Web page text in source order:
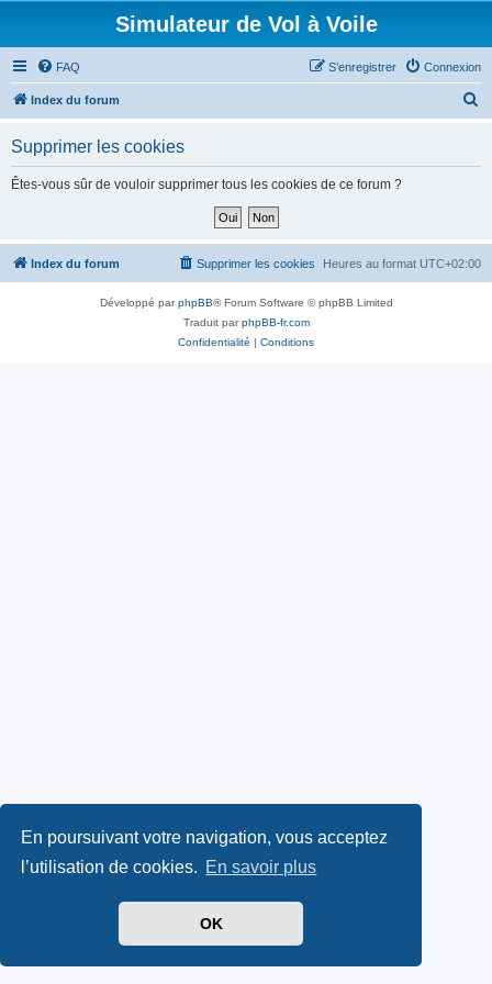
En poursuivant votre navigation, vous acceptez
l’utilisation de cookies. En savoir plus
OK
Simulateur de Vol à Voile
FAQ Connexion
S’enregistrer
Index du forum
h
Supprimer les cookies
Êtes-vous sûr de vouloir supprimer tous les cookies de ce forum ?
Index du forum Heures au format UTC+02:00
Supprimer les cookies
Développé parphpBB® Forum Software © phpBB Limited
Traduit parphpBB-fr.com
Confidentialité | Conditions